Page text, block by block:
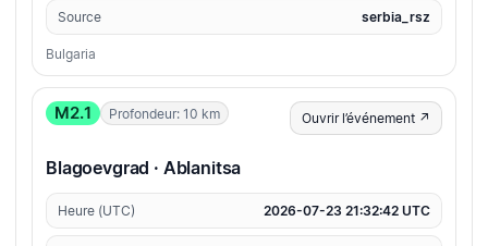
Source serbia_rsz
Bulgaria
M2.1 Profondeur: 10 km Ouvrir l’événement ↗
Blagoevgrad · Ablanitsa
Heure (UTC) 2026-07-23 21:32:42 UTC